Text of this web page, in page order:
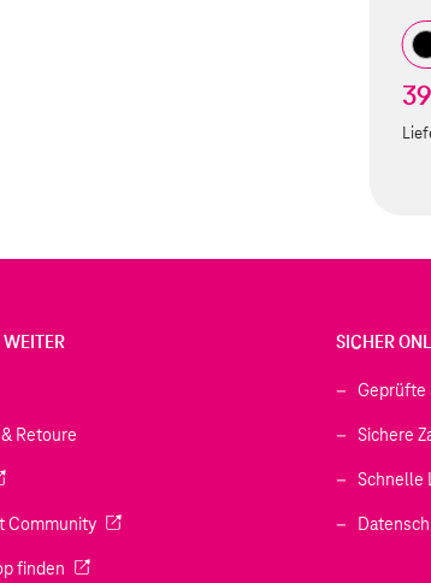
Retoure
in einem neuen Tab geöffnet)
Community(Wird in einem neuen Tab geöffnet)
finden (Wird in einem neuen Tab geöffnet)
SICHER
Geprüfte
Sichere
Schnelle